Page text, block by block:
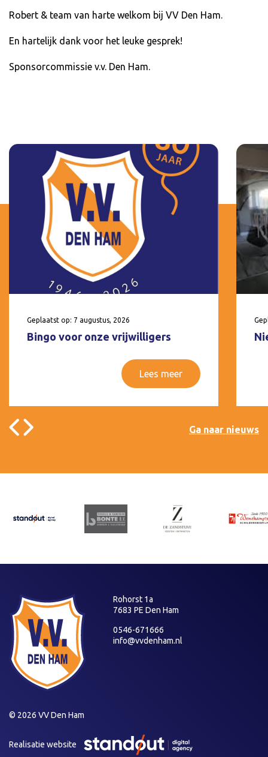
Robert & team van harte welkom bij VV Den Ham.
En hartelijk dank voor het leuke gesprek!
Sponsorcommissie v.v. Den Ham.
Geplaatst op: 7 augustus, 2026
Bingo voor onze vrijwilligers
Lees meer
Ga naar nieuws
Rohorst 1a
7683 PE Den Ham
0546-671666
info@vvdenham.nl
© 2026 VV Den Ham
Realisatie website